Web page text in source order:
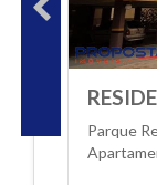
Parque